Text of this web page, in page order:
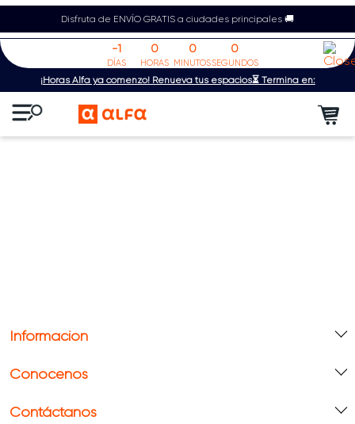
Disfruta de ENVÍO GRATIS a ciudades principales 🚚
¡Horas Alfa ya comenzó! Renueva tus espacios⏳ Termina en:
-1
DÍAS
0
HORAS
0
MINUTOS
0
SEGUNDOS
Información
Conócenos
Contáctanos